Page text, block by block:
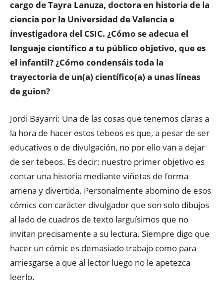
cargo de Tayra Lanuza, doctora en historia de la
ciencia por la Universidad de Valencia e
investigadora del CSIC. ¿Cómo se adecua el
lenguaje científico a tu público objetivo, que es
el infantil? ¿Cómo condensáis toda la
trayectoria de un(a) científico(a) a unas líneas
de guion?
Jordi Bayarri: Una de las cosas que tenemos claras a
la hora de hacer estos tebeos es que, a pesar de ser
educativos o de divulgación, no por ello van a dejar
de ser tebeos. Es decir: nuestro primer objetivo es
contar una historia mediante viñetas de forma
amena y divertida. Personalmente abomino de esos
cómics con carácter divulgador que son solo dibujos
al lado de cuadros de texto larguísimos que no
invitan precisamente a su lectura. Siempre digo que
hacer un cómic es demasiado trabajo como para
arriesgarse a que al lector luego no le apetezca
leerlo.